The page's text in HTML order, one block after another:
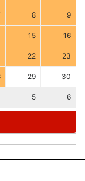
8 9
15 16
22 23
29 30
5 6